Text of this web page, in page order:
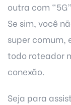
outra com
Se sim, você
super comum,
todo roteador
conexão.
Seja para